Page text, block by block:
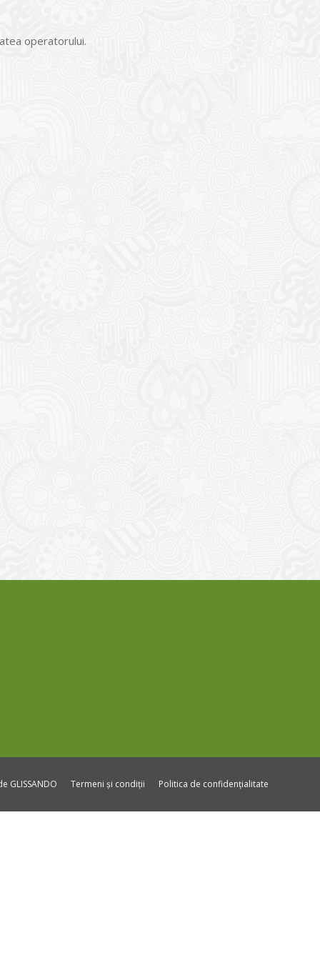
operatorului.
GLISSANDO Termeni și condiții Politica de confidențialitate